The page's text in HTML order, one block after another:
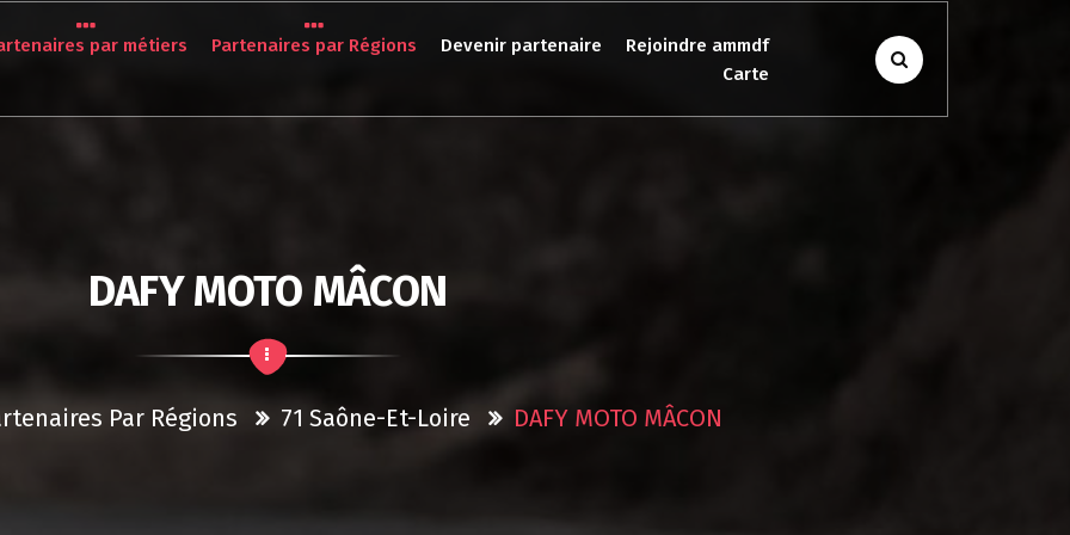
par métiers Partenaires par Régions Devenir partenaire
Rejoindre ammdf
Carte
DAFY MOTO MÂCON
Par Régions 71 Saône-Et-Loire DAFY MOTO MÂCON